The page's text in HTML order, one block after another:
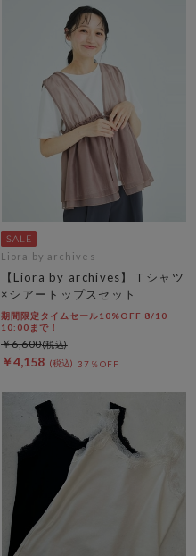
Liora by archives
【Liora by archives】Ｔシャツ
×シアートップスセット
期間限定タイムセール10%OFF 8/10
10:00まで！
￥4,158 37％OFF
￥6,600